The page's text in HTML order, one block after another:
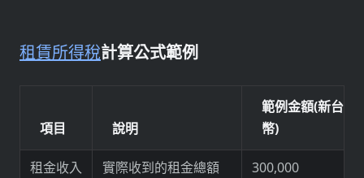
租賃所得稅計算公式範例
項目 說明
範例金額(新台
幣)
租金收入 實際收到的租金總額
300,000